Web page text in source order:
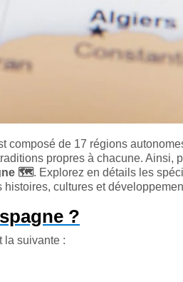
composé de 17 régions
propres à chacune. Ainsi,
🗺️. Explorez en détails les
histoires, cultures et
?
la suivante :